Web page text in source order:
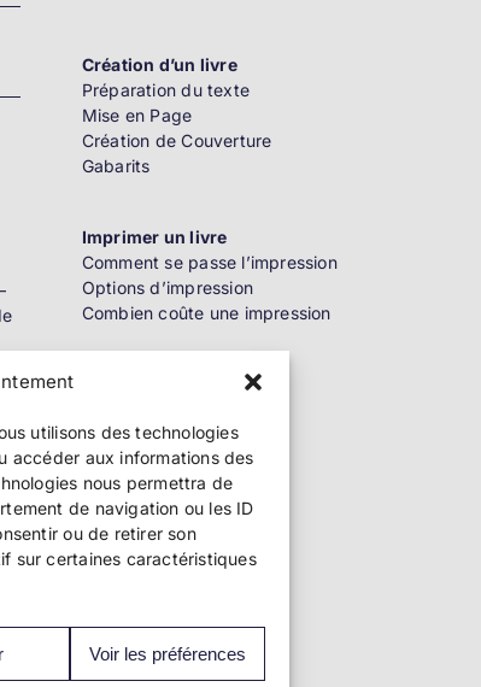
utilisons des technologies
accéder aux informations des
nous permettra de
de navigation ou les ID
ou de retirer son
sur certaines caractéristiques
Voir les préférences
Création d’un livre
Préparation du texte
Mise en Page
Création de Couverture
Gabarits
Imprimer un livre
Comment se passe l’impression
Options d’impression
Combien coûte une impression
Livre papier
Ebook
Pros de l’édition